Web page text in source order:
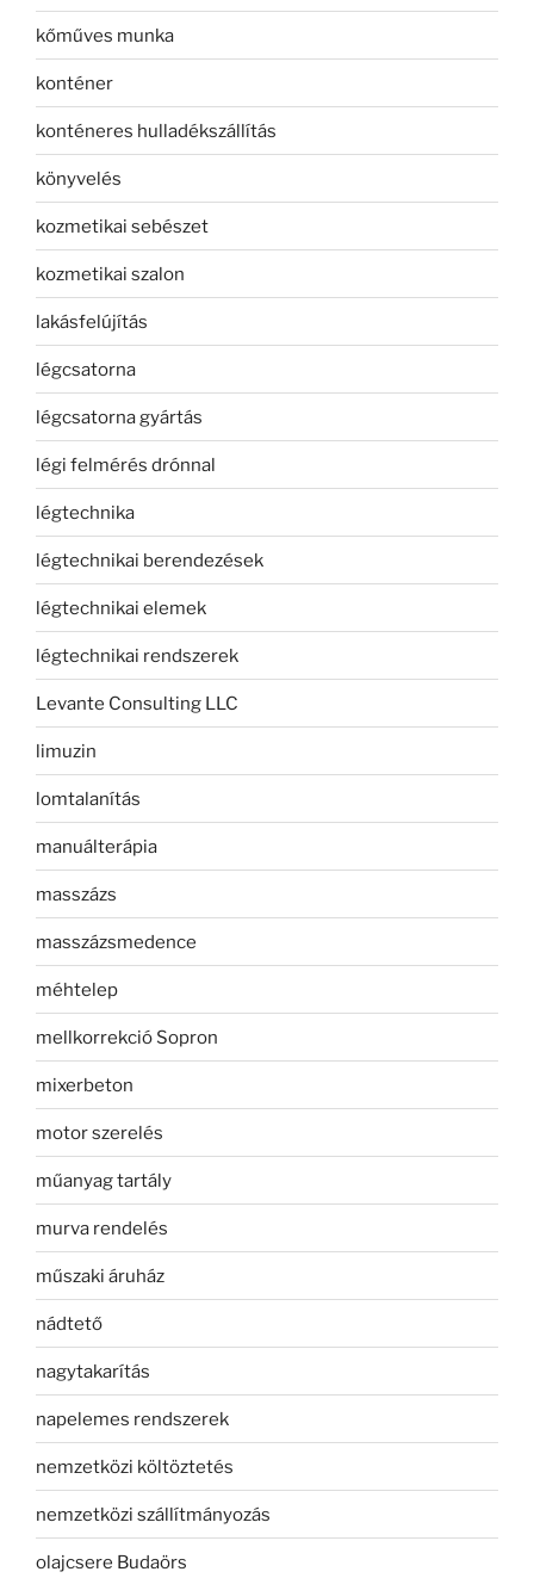
kőműves munka
konténer
konténeres hulladékszállítás
könyvelés
kozmetikai sebészet
kozmetikai szalon
lakásfelújítás
légcsatorna
légcsatorna gyártás
légi felmérés drónnal
légtechnika
légtechnikai berendezések
légtechnikai elemek
légtechnikai rendszerek
Levante Consulting LLC
limuzin
lomtalanítás
manuálterápia
masszázs
masszázsmedence
méhtelep
mellkorrekció Sopron
mixerbeton
motor szerelés
műanyag tartály
murva rendelés
műszaki áruház
nádtető
nagytakarítás
napelemes rendszerek
nemzetközi költöztetés
nemzetközi szállítmányozás
olajcsere Budaörs